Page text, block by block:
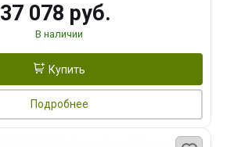
37 078 руб.
В наличии
Купить
Подробнее